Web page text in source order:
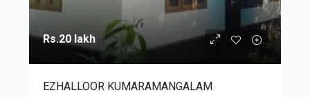
Rs.20 lakh
EZHALLOOR KUMARAMANGALAM